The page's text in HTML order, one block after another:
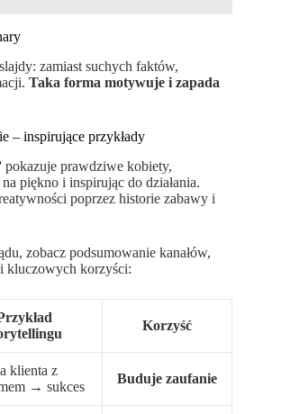
zamiast suchych faktów,
Taka forma motywuje i zapada
– inspirujące przykłady
pokazuje prawdziwe kobiety,
piękno i inspirując do działania.
poprzez historie zabawy i
zobacz podsumowanie kanałów,
kluczowych korzyści:
Korzyść
klienta z
→ sukces
Buduje zaufanie